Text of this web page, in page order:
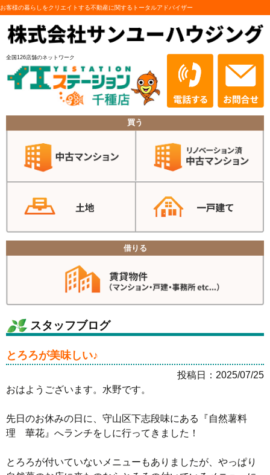
お客様の暮らしをクリエイトする不動産に関するトータルアドバイザー
全国126店舗のネットワーク
買う
借りる
スタッフブログ
とろろが美味しい♪
投稿日：2025/07/25
おはようございます。水野です。
先日のお休みの日に、守山区下志段味にある『自然薯料
理 華花』へランチをしに行ってきました！
とろろが付いていないメニューもありましたが、やっぱり